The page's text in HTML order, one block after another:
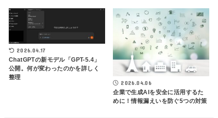
2026.04.17
ChatGPTの新モデル「GPT-5.4」
公開。何が変わったのかを詳しく
整理
2026.04.06
企業で生成AIを安全に活用するた
めに！情報漏えいを防ぐ5つの対策